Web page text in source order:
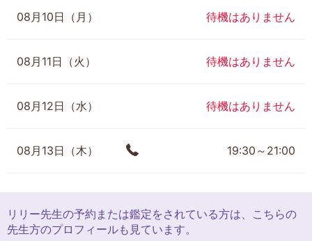
08月10日（月） 待機はありません
08月11日（火） 待機はありません
08月12日（水） 待機はありません
08月13日（木） 19:30～21:00
リリー先生の予約または鑑定をされている方は、こちらの
先生方のプロフィールも見ています。